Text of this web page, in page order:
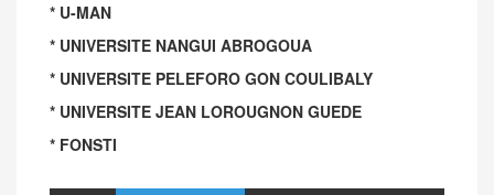
* U-MAN
* UNIVERSITE NANGUI ABROGOUA
* UNIVERSITE PELEFORO GON COULIBALY
* UNIVERSITE JEAN LOROUGNON GUEDE
* FONSTI